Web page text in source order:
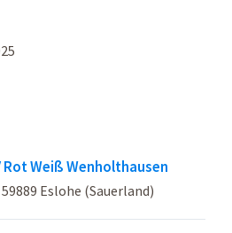
Weiß Wenholthausen
Eslohe (Sauerland)